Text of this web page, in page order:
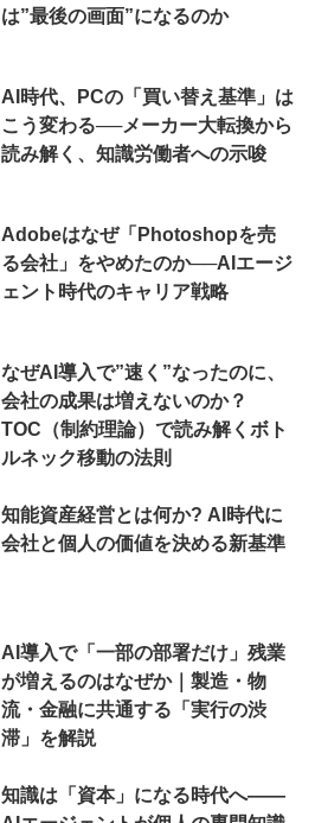
は”最後の画面”になるのか
AI時代、PCの「買い替え基準」は
こう変わる──メーカー大転換から
読み解く、知識労働者への示唆
Adobeはなぜ「Photoshopを売
る会社」をやめたのか──AIエージ
ェント時代のキャリア戦略
なぜAI導入で”速く”なったのに、
会社の成果は増えないのか？
TOC（制約理論）で読み解くボト
ルネック移動の法則
知能資産経営とは何か? AI時代に
会社と個人の価値を決める新基準
AI導入で「一部の部署だけ」残業
が増えるのはなぜか｜製造・物
流・金融に共通する「実行の渋
滞」を解説
知識は「資本」になる時代へ——